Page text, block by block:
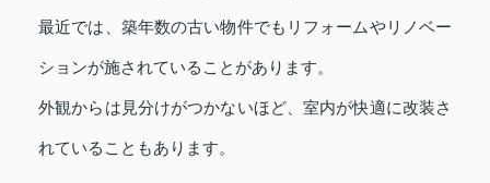
最近では、築年数の古い物件でもリフォームやリノベー
ションが施されていることがあります。
外観からは見分けがつかないほど、室内が快適に改装さ
れていることもあります。